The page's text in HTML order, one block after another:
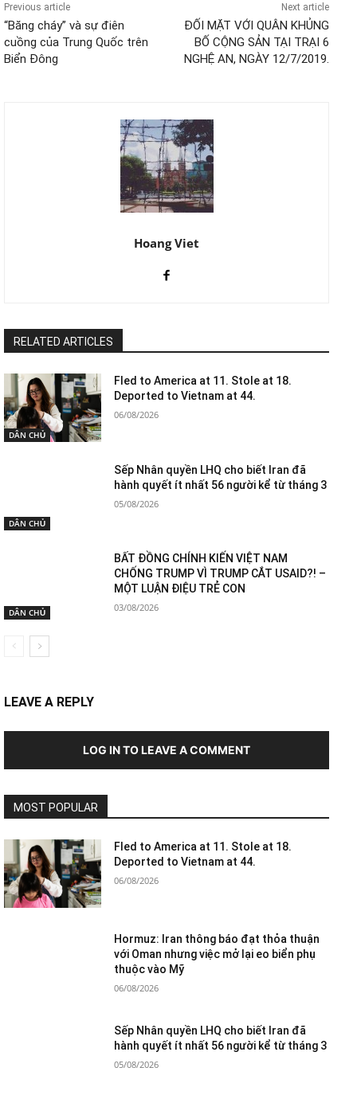
Previous article
“Băng cháy” và sự điên
cuồng của Trung Quốc trên
Biển Đông
Next article
ĐỐI MẶT VỚI QUÂN KHỦNG
BỐ CỘNG SẢN TẠI TRẠI 6
NGHỆ AN, NGÀY 12/7/2019.
Hoang Viet
RELATED ARTICLES
DÂN CHỦ
Fled to America at 11. Stole at 18.
Deported to Vietnam at 44.
06/08/2026
DÂN CHỦ
Sếp Nhân quyền LHQ cho biết Iran đã
hành quyết ít nhất 56 người kể từ tháng 3
05/08/2026
DÂN CHỦ
BẤT ĐỒNG CHÍNH KIẾN VIỆT NAM
CHỐNG TRUMP VÌ TRUMP CẮT USAID?! –
MỘT LUẬN ĐIỆU TRẺ CON
03/08/2026
LEAVE A REPLY
LOG IN TO LEAVE A COMMENT
MOST POPULAR
Fled to America at 11. Stole at 18.
Deported to Vietnam at 44.
06/08/2026
Hormuz: Iran thông báo đạt thỏa thuận
với Oman nhưng việc mở lại eo biển phụ
thuộc vào Mỹ
06/08/2026
Sếp Nhân quyền LHQ cho biết Iran đã
hành quyết ít nhất 56 người kể từ tháng 3
05/08/2026